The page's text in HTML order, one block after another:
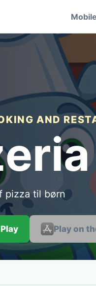
AND
pizza til børn
Play on